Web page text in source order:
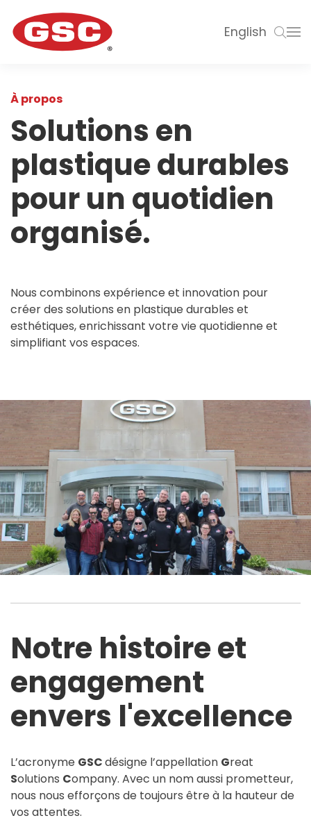
English
À propos
Solutions en
plastique durables
pour un quotidien
organisé.
Nous combinons expérience et innovation pour
créer des solutions en plastique durables et
esthétiques, enrichissant votre vie quotidienne et
simplifiant vos espaces.
Notre histoire et
engagement
envers l'excellence
L’acronyme GSCdésigne l’appellation Great
Solutions Company. Avec un nom aussi prometteur,
nous nous efforçons de toujours être à la hauteur de
vos attentes.